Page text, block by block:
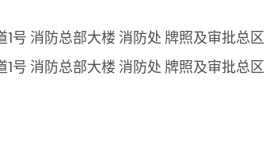
1号 消防总部大楼 消防处 牌照及审批总区
1号 消防总部大楼 消防处 牌照及审批总区